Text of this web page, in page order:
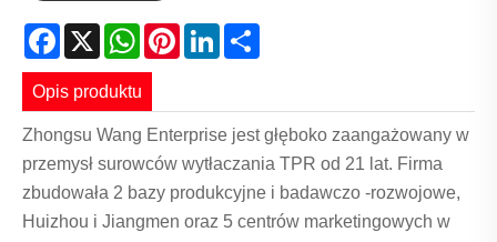
Facebook
X WhatsApp
PinterestLinkedIn
Opis produktu
Zhongsu Wang Enterprise jest głęboko zaangażowany w
przemysł surowców wytłaczania TPR od 21 lat. Firma
zbudowała 2 bazy produkcyjne i badawczo -rozwojowe,
Huizhou i Jiangmen oraz 5 centrów marketingowych w